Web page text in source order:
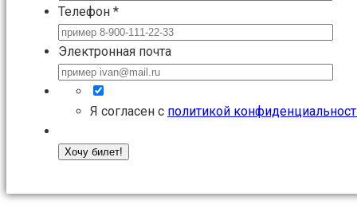
Телефон *
Электронная почта
Я согласен с политикой